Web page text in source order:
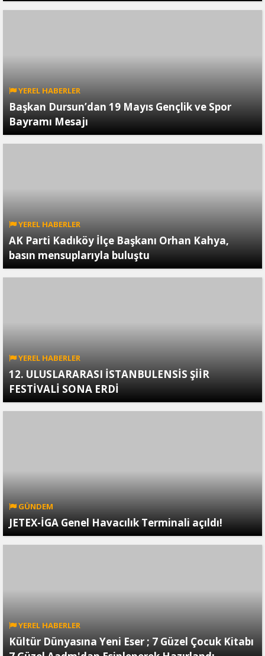
YEREL HABERLER
Başkan Dursun’dan 19 Mayıs Gençlik ve Spor
Bayramı Mesajı
YEREL HABERLER
AK Parti Kadıköy İlçe Başkanı Orhan Kahya,
basın mensuplarıyla buluştu
YEREL HABERLER
12. ULUSLARARASI İSTANBULENSİS ŞİİR
FESTİVALİ SONA ERDİ
GÜNDEM
JETEX-İGA Genel Havacılık Terminali açıldı!
YEREL HABERLER
Kültür Dünyasına Yeni Eser ; 7 Güzel Çocuk Kitabı